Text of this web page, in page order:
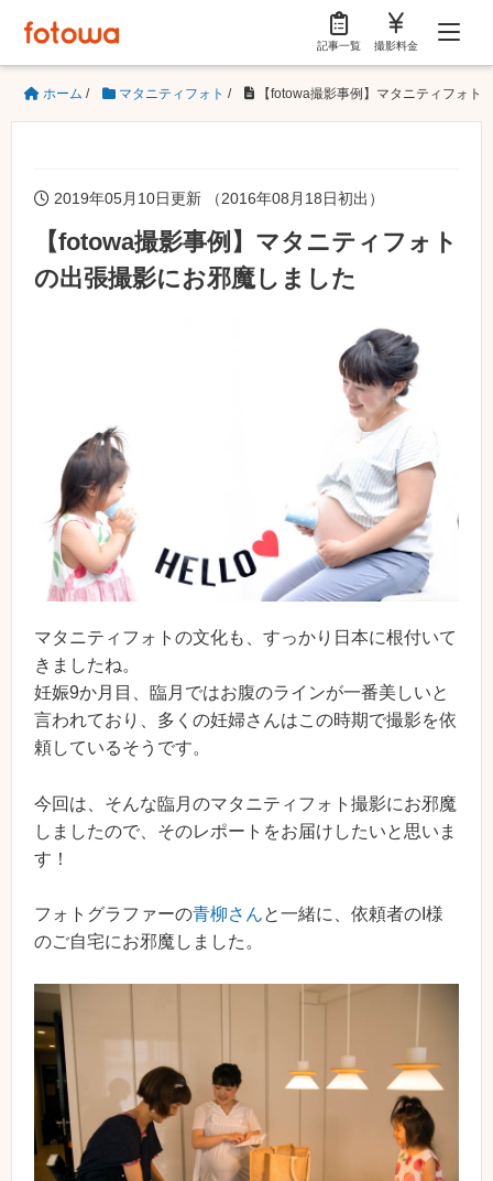
記事一覧 撮影料金
ホーム / マタニティフォト / 【fotowa撮影事例】マタニティフォト
2019年05月10日更新 （2016年08月18日初出）
【fotowa撮影事例】マタニティフォト
の出張撮影にお邪魔しました
マタニティフォトの文化も、すっかり日本に根付いて
きましたね。
妊娠9か月目、臨月ではお腹のラインが一番美しいと
言われており、多くの妊婦さんはこの時期で撮影を依
頼しているそうです。
今回は、そんな臨月のマタニティフォト撮影にお邪魔
しましたので、そのレポートをお届けしたいと思いま
す！
フォトグラファーの青柳さんと一緒に、依頼者のI様
のご自宅にお邪魔しました。